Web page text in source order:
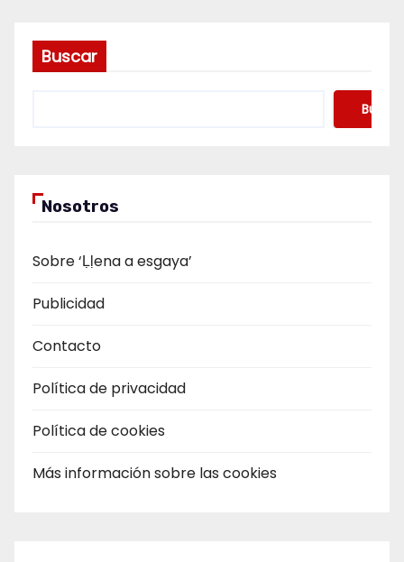
Buscar
Buscar
Nosotros
Sobre ‘Ḷḷena a esgaya’
Publicidad
Contacto
Política de privacidad
Política de cookies
Más información sobre las cookies